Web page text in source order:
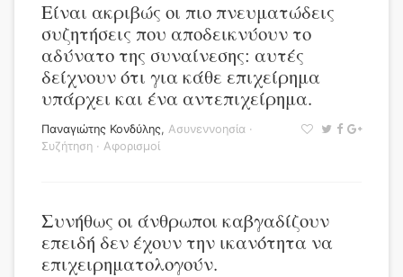
Είναι ακριβώς οι πιο πνευματώδεις
συζητήσεις που αποδεικνύουν το
αδύνατο της συναίνεσης: αυτές
δείχνουν ότι για κάθε επιχείρημα
υπάρχει και ένα αντεπιχείρημα.
Παναγιώτης Κονδύλης, Ασυνεννοησία ·
Συζήτηση · Αφορισμοί
Συνήθως οι άνθρωποι καβγαδίζουν
επειδή δεν έχουν την ικανότητα να
επιχειρηματολογούν.